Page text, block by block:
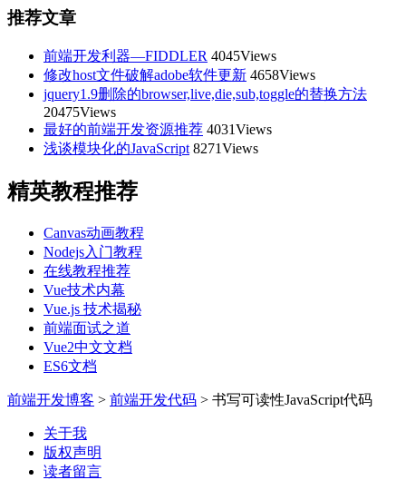
推荐文章
前端开发利器—FIDDLER 4045Views
修改host文件破解adobe软件更新 4658Views
jquery1.9删除的browser,live,die,sub,toggle的替换方法
20475Views
最好的前端开发资源推荐 4031Views
浅谈模块化的JavaScript 8271Views
精英教程推荐
Canvas动画教程
Nodejs入门教程
在线教程推荐
Vue技术内幕
Vue.js 技术揭秘
前端面试之道
Vue2中文文档
ES6文档
前端开发博客 > 前端开发代码 > 书写可读性JavaScript代码
关于我
版权声明
读者留言